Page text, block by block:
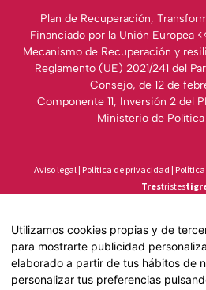
Plan de Recuperación,
Financiado por la Unión Europea
Mecanismo de Recuperación y
Reglamento (UE) 2021/241 del
Consejo, de 12 de
Componente 11, Inversión 2 del
Ministerio de
Aviso legal| Política de privacidad |
Trestristes
Utilizamos cookies propias y de
para mostrarte publicidad
elaborado a partir de tus hábitos de
personalizar tus preferencias